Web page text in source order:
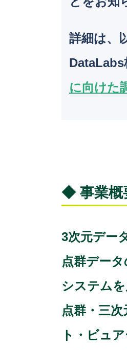
詳細は、
に向けた
◆ 事業概
3次元デー
点群デー
システムを
点群・三
ト・ビュ